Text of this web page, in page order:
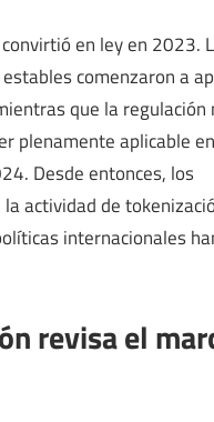
en ley en 2023.
comenzaron a
que la regulación
plenamente aplicable en
Desde entonces, los
actividad de
internacionales
revisa el